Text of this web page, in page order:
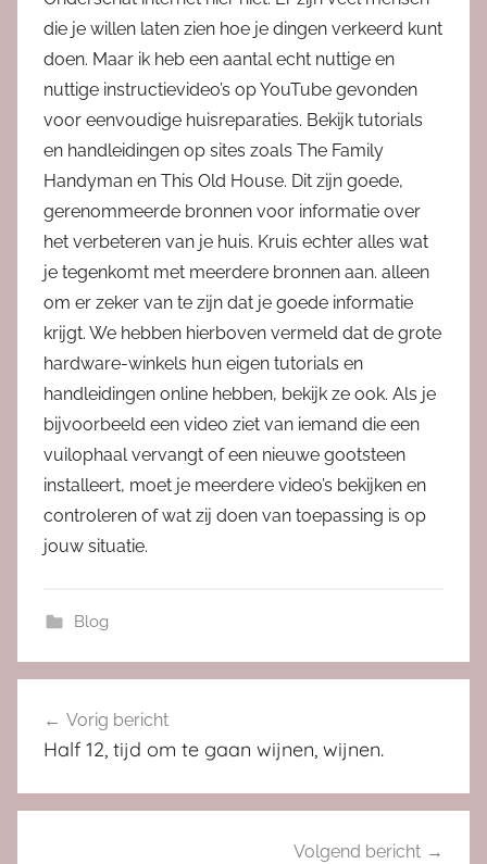
die je willen laten zien hoe je dingen verkeerd kunt
doen. Maar ik heb een aantal echt nuttige en
nuttige instructievideo’s op YouTube gevonden
voor eenvoudige huisreparaties. Bekijk tutorials
en handleidingen op sites zoals The Family
Handyman en This Old House. Dit zijn goede,
gerenommeerde bronnen voor informatie over
het verbeteren van je huis. Kruis echter alles wat
je tegenkomt met meerdere bronnen aan. alleen
om er zeker van te zijn dat je goede informatie
krijgt. We hebben hierboven vermeld dat de grote
hardware-winkels hun eigen tutorials en
handleidingen online hebben, bekijk ze ook. Als je
bijvoorbeeld een video ziet van iemand die een
vuilophaal vervangt of een nieuwe gootsteen
installeert, moet je meerdere video’s bekijken en
controleren of wat zij doen van toepassing is op
jouw situatie.
Blog
navigatie
Vorig bericht
Half 12, tijd om te gaan wijnen, wijnen.
Volgend bericht